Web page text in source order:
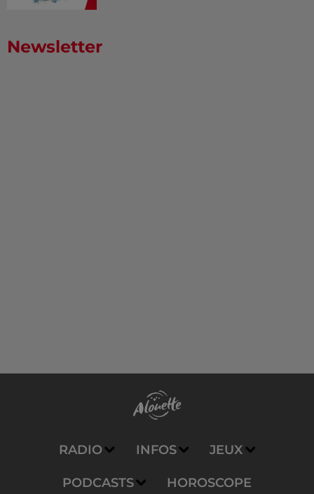
Newsletter
RADIO INFOS JEUX
PODCASTS HOROSCOPE